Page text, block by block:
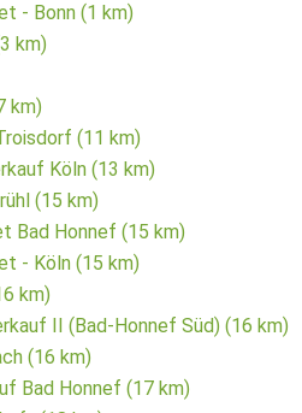
- Bonn (1 km)
km)
km)
(11 km)
Köln (13 km)
(15 km)
Bad Honnef (15 km)
- Köln (15 km)
km)
II (Bad-Honnef Süd) (16 km)
(16 km)
Bad Honnef (17 km)